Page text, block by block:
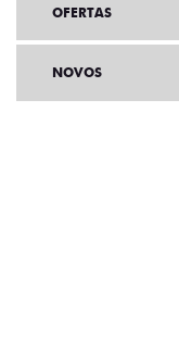
OFERTAS
NOVOS